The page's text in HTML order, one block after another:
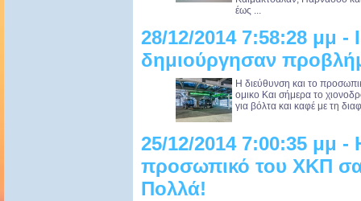
έως ...
28/12/2014 7:58:28 μμ -
δημιούργησαν
Η διεύθυνση και το
ομικο Και σήμερα το
για βόλτα και καφέ με τη
25/12/2014 7:00:35 μμ -
προσωπικό του XKΠ
Πολλά!